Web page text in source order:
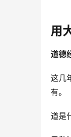
用
道德
这几
有。
道是